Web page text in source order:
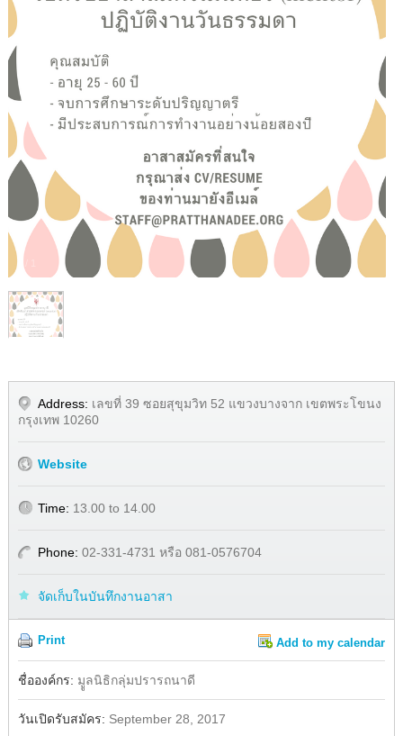
Address: เลขที่ 39 ซอยสุขุมวิท 52 แขวงบางจาก เขตพระโขนง
กรุงเทพ 10260
Website
Time: 13.00 to 14.00
Phone: 02-331-4731 หรือ 081-0576704
จัดเก็บในบันทึกงานอาสา
Print Add to my calendar
Facebook
ชื่อองค์กร: มููลนิธิกลุ่มปรารถนาดี
วันเปิดรับสมัคร: September 28, 2017